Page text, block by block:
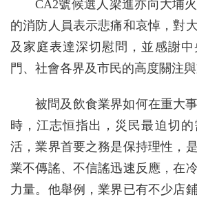
CA2號候選人梁進亦向大埔
的消防人員表示悲痛和哀悼，對
及家庭表達深切慰問，並感謝
門、社會各界及市民的高度關注與
被問及飲食業界如何在重大
時，江志恒指出，災民最迫切
活，業界首要之務是保持理性，
業不傳謠、不信謠迅速反應，在
力量。他舉例，業界已有不少店